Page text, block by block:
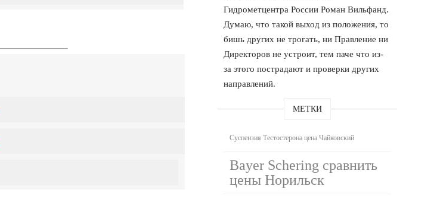
Гидрометцентра России Роман Вильфанд.
Думаю, что такой выход из положения, то
бишь других не трогать, ни Правление ни
Директоров не устроит, тем паче что из-
за этого пострадают и проверки других
направлений.
МЕТКИ
Суспензия Тестостерона цена Чайковский
Bayer Schering сравнить
цены Норильск